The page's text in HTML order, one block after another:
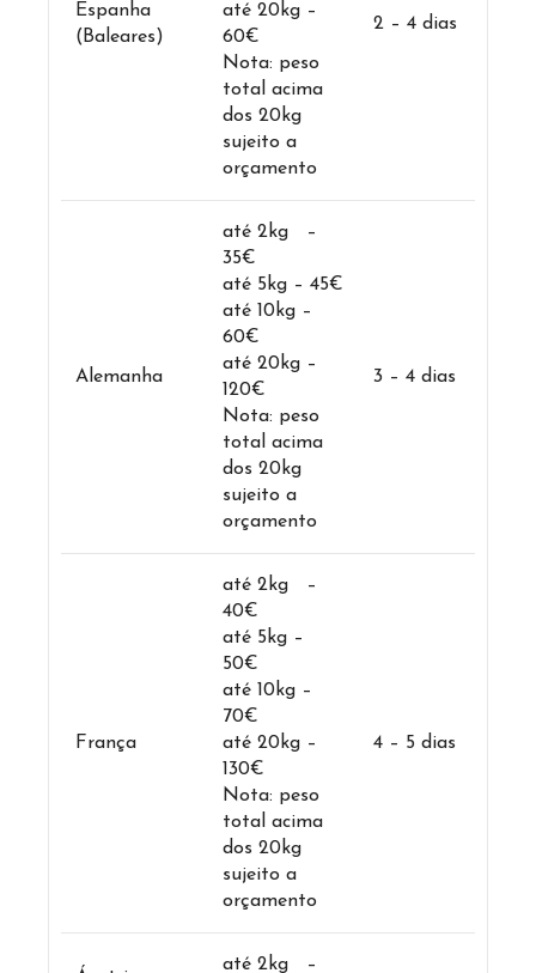
Espanha
(Baleares)
até 20kg –
60€
Nota: peso
total acima
dos 20kg
sujeito a
orçamento
2 – 4 dias
Alemanha
até 2kg –
35€
até 5kg – 45€
até 10kg –
60€
até 20kg –
120€
Nota: peso
total acima
dos 20kg
sujeito a
orçamento
3 – 4 dias
França
até 2kg –
40€
até 5kg –
50€
até 10kg –
70€
até 20kg –
130€
Nota: peso
total acima
dos 20kg
sujeito a
orçamento
4 – 5 dias
até 2kg –